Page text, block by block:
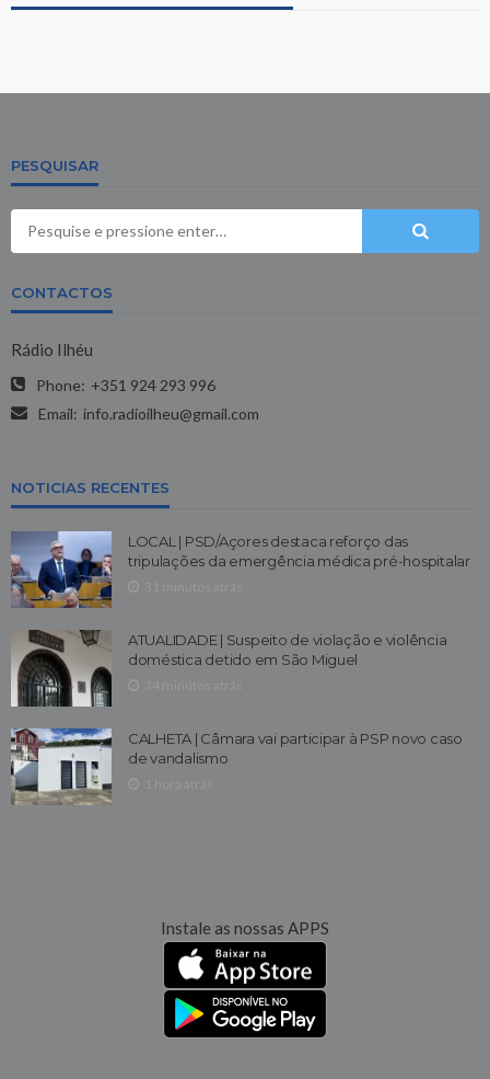
PESQUISAR
CONTACTOS
Rádio Ilhéu
Phone: +351 924 293 996
Email: info.radioilheu@gmail.com
NOTICIAS RECENTES
LOCAL | PSD/Açores destaca reforço das
tripulações da emergência médica pré-hospitalar
ATUALIDADE | Suspeito de violação e violência
doméstica detido em São Miguel
CALHETA | Câmara vai participar à PSP novo caso
de vandalismo
Instale as nossas APPS